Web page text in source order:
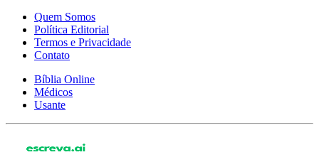
Quem Somos
Política Editorial
Termos e Privacidade
Contato
Bíblia Online
Médicos
Usante